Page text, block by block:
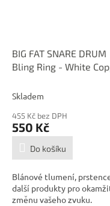
BIG FAT SNARE DRUM
Bling Ring - White
Skladem
455 Kč bez DPH
550 Kč
Do košíku
Blánové tlumení,
další produkty pro
změnu vašeho zvuku.